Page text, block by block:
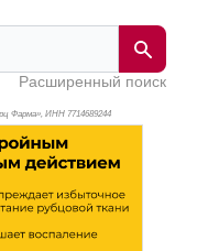
Расширенный поиск
Фарма», ИНН 7714689244